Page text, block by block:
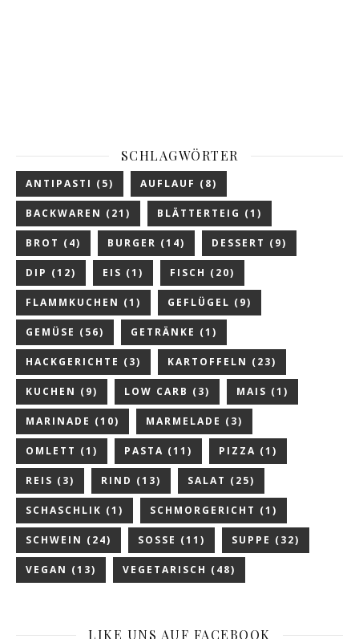
SCHLAGWÖRTER
ANTIPASTI (5) AUFLAUF (8)
BACKWAREN (21) BLÄTTERTEIG (1)
BROT (4) BURGER (14) DESSERT (9)
DIP (12) EIS (1) FISCH (20)
FLAMMKUCHEN (1) GEFLÜGEL (9)
GEMÜSE (56) GETRÄNKE (1)
HACKGERICHTE (3) KARTOFFELN (23)
KUCHEN (9) LOW CARB (3) MAIS (1)
MARINADE (10) MARMELADE (3)
OMLETT (1) PASTA (11) PIZZA (1)
REIS (3) RIND (13) SALAT (25)
SCHASCHLIK (1) SCHMORGERICHT (1)
SCHWEIN (24) SOSSE (11) SUPPE (32)
VEGAN (13) VEGETARISCH (48)
LIKE UNS AUF FACEBOOK